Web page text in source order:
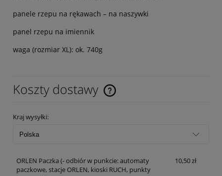
panele rzepu na rękawach – na naszywki
panel rzepu na imiennik
waga (rozmiar XL): ok. 740g
Koszty dostawy
Cena nie zawiera ewentualnych kosztów płatności
Kraj wysyłki:
ORLEN Paczka (- odbiór w punkcie: automaty
paczkowe, stacje ORLEN, kioski RUCH, punkty
10,50 zł